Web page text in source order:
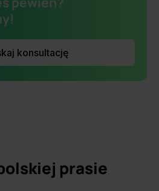
konsultację
prasie